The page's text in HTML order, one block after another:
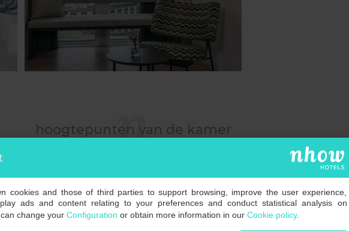
hoogtepunten van de kamer
cookies and those of third parties to support browsing, improve the user experience,
ads and content relating to your preferences and conduct statistical analysis on
change your Configuration or obtain more information in our Cookie policy.